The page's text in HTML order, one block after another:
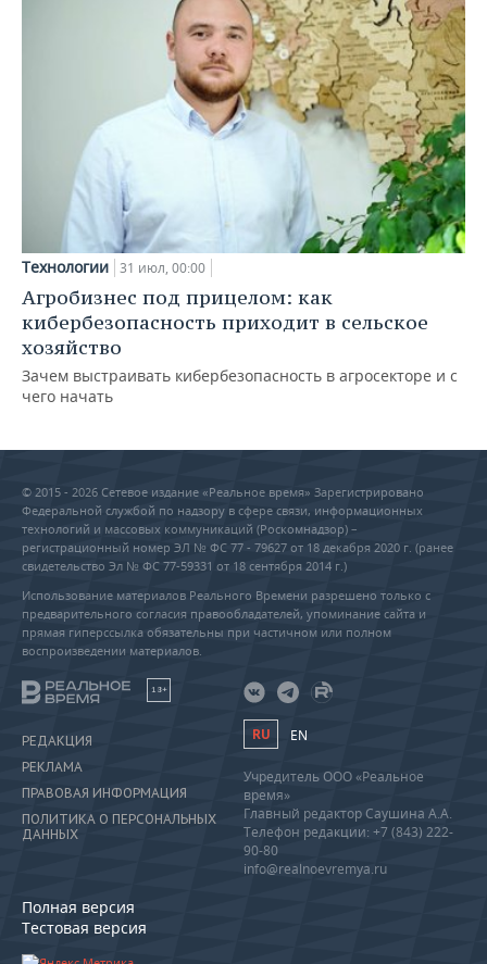
Технологии 31 июл, 00:00
Агробизнес под прицелом: как
кибербезопасность приходит в сельское
хозяйство
Зачем выстраивать кибербезопасность в агросекторе и с
чего начать
© 2015 - 2026 Сетевое издание «Реальное время» Зарегистрировано
Федеральной службой по надзору в сфере связи, информационных
технологий и массовых коммуникаций (Роскомнадзор) –
регистрационный номер ЭЛ № ФС 77 - 79627 от 18 декабря 2020 г. (ранее
свидетельство Эл № ФС 77-59331 от 18 сентября 2014 г.)
Использование материалов Реального Времени разрешено только с
предварительного согласия правообладателей, упоминание сайта и
прямая гиперссылка обязательны при частичном или полном
воспроизведении материалов.
18+
РЕДАКЦИЯ
РЕКЛАМА
ПРАВОВАЯ ИНФОРМАЦИЯ
ПОЛИТИКА О ПЕРСОНАЛЬНЫХ
ДАННЫХ
Полная версия
Тестовая версия
RU EN
Учредитель ООО «Реальное
время»
Главный редактор Саушина А.А.
Телефон редакции: +7 (843) 222-
90-80
info@realnoevremya.ru